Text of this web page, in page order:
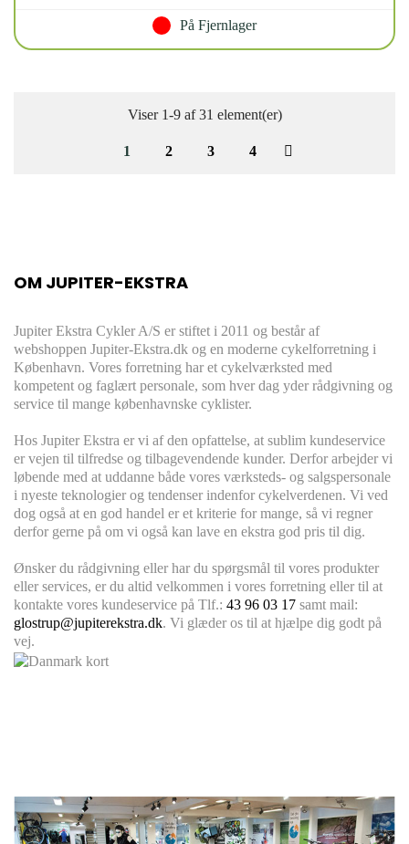
På Fjernlager
Viser 1-9 af 31 element(er)
1 2 3 4
OM JUPITER-EKSTRA
Jupiter Ekstra Cykler A/S er stiftet i 2011 og består af
webshoppen Jupiter-Ekstra.dk og en moderne cykelforretning i
København. Vores forretning har et cykelværksted med
kompetent og faglært personale, som hver dag yder rådgivning og
service til mange københavnske cyklister.
Hos Jupiter Ekstra er vi af den opfattelse, at sublim kundeservice
er vejen til tilfredse og tilbagevendende kunder. Derfor arbejder vi
løbende med at uddanne både vores værksteds- og salgspersonale
i nyeste teknologier og tendenser indenfor cykelverdenen. Vi ved
dog også at en god handel er et kriterie for mange, så vi regner
derfor gerne på om vi også kan lave en ekstra god pris til dig.
Ønsker du rådgivning eller har du spørgsmål til vores produkter
eller services, er du altid velkommen i vores forretning eller til at
kontakte vores kundeservice på Tlf.: 43 96 03 17 samt mail:
glostrup@jupiterekstra.dk. Vi glæder os til at hjælpe dig godt på
vej.